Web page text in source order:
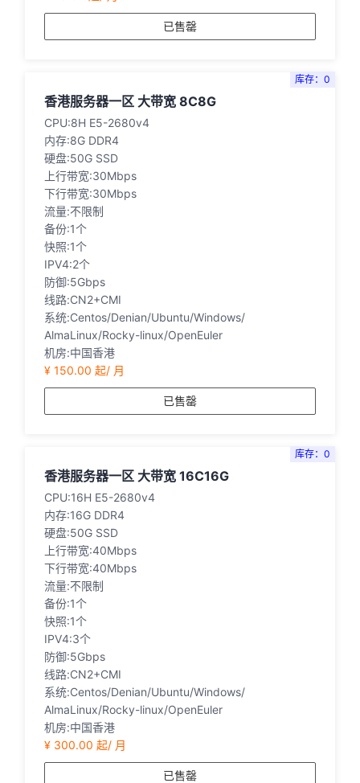
已售罄
库存：0
香港服务器一区 大带宽 8C8G
CPU:8H E5-2680v4
内存:8G DDR4
硬盘:50G SSD
上行带宽:30Mbps
下行带宽:30Mbps
流量:不限制
备份:1个
快照:1个
IPV4:2个
防御:5Gbps
线路:CN2+CMI
系统:Centos/Denian/Ubuntu/Windows/
AlmaLinux/Rocky-linux/OpenEuler
机房:中国香港
¥ 150.00 起/ 月
已售罄
库存：0
香港服务器一区 大带宽 16C16G
CPU:16H E5-2680v4
内存:16G DDR4
硬盘:50G SSD
上行带宽:40Mbps
下行带宽:40Mbps
流量:不限制
备份:1个
快照:1个
IPV4:3个
防御:5Gbps
线路:CN2+CMI
系统:Centos/Denian/Ubuntu/Windows/
AlmaLinux/Rocky-linux/OpenEuler
机房:中国香港
¥ 300.00 起/ 月
已售罄